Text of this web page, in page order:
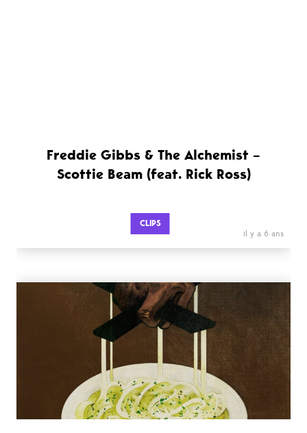
Freddie Gibbs & The Alchemist –
Scottie Beam (feat. Rick Ross)
CLIPS
il y a 6 ans